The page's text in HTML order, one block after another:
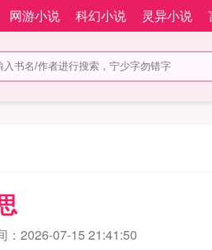
网游小说 科幻小说 灵异小说
：2026-07-15 21:41:50